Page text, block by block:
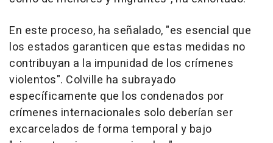
En este proceso, ha señalado, "es esencial que
los estados garanticen que estas medidas no
contribuyan a la impunidad de los crímenes
violentos". Colville ha subrayado
específicamente que los condenados por
crímenes internacionales solo deberían ser
excarcelados de forma temporal y bajo